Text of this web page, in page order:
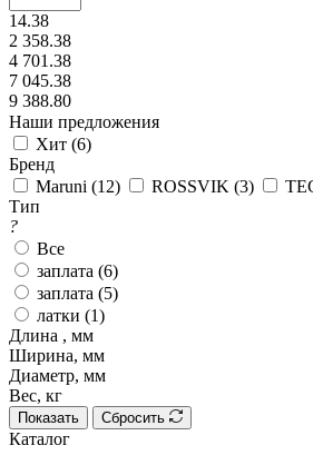
14.38
2 358.38
4 701.38
7 045.38
9 388.80
Наши предложения
Хит (6)
Бренд
Maruni (12) ROSSVIK (3)
Тип
?
Все
заплата (6)
заплата (5)
латки (1)
Длина , мм
Ширина, мм
Диаметр, мм
Вес, кг
Показать Сбросить
Каталог